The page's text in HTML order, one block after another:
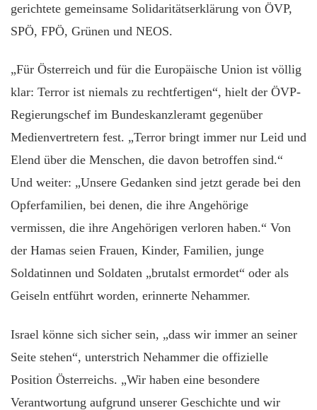
gerichtete gemeinsame Solidaritätserklärung von ÖVP,
SPÖ, FPÖ, Grünen und NEOS.
„Für Österreich und für die Europäische Union ist völlig
klar: Terror ist niemals zu rechtfertigen“, hielt der ÖVP-
Regierungschef im Bundeskanzleramt gegenüber
Medienvertretern fest. „Terror bringt immer nur Leid und
Elend über die Menschen, die davon betroffen sind.“
Und weiter: „Unsere Gedanken sind jetzt gerade bei den
Opferfamilien, bei denen, die ihre Angehörige
vermissen, die ihre Angehörigen verloren haben.“ Von
der Hamas seien Frauen, Kinder, Familien, junge
Soldatinnen und Soldaten „brutalst ermordet“ oder als
Geiseln entführt worden, erinnerte Nehammer.
Israel könne sich sicher sein, „dass wir immer an seiner
Seite stehen“, unterstrich Nehammer die offizielle
Position Österreichs. „Wir haben eine besondere
Verantwortung aufgrund unserer Geschichte und wir